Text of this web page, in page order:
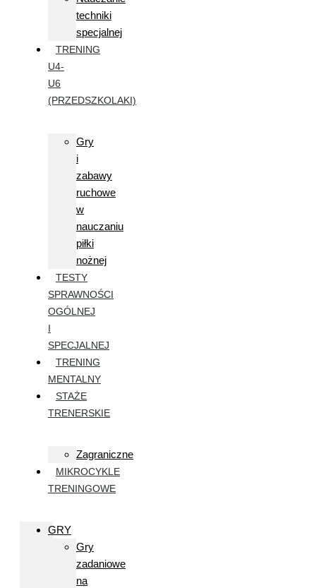
techniki
specjalnej
TRENING
U4-
U6
(PRZEDSZKOLAKI)
Gry
i
zabawy
ruchowe
w
nauczaniu
piłki
nożnej
TESTY
SPRAWNOŚCI
OGÓLNEJ
I
SPECJALNEJ
TRENING
MENTALNY
STAŻE
TRENERSKIE
Zagraniczne
MIKROCYKLE
TRENINGOWE
GRY
Gry
zadaniowe
na